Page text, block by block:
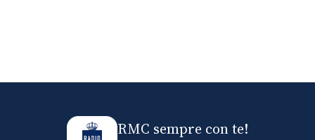
RMC sempre con te!